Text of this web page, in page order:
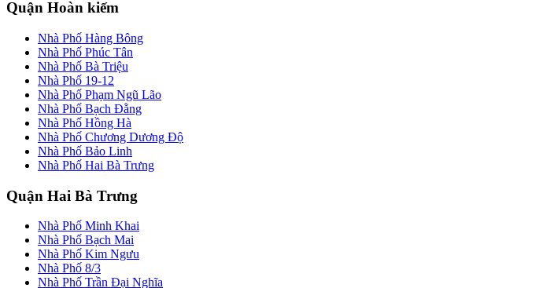
Quận Hoàn kiếm
Nhà Phố Hàng Bông
Nhà Phố Phúc Tân
Nhà Phố Bà Triệu
Nhà Phố 19-12
Nhà Phố Phạm Ngũ Lão
Nhà Phố Bạch Đằng
Nhà Phố Hồng Hà
Nhà Phố Chương Dương Độ
Nhà Phố Bảo Linh
Nhà Phố Hai Bà Trưng
Quận Hai Bà Trưng
Nhà Phố Minh Khai
Nhà Phố Bạch Mai
Nhà Phố Kim Ngưu
Nhà Phố 8/3
Nhà Phố Trần Đại Nghĩa